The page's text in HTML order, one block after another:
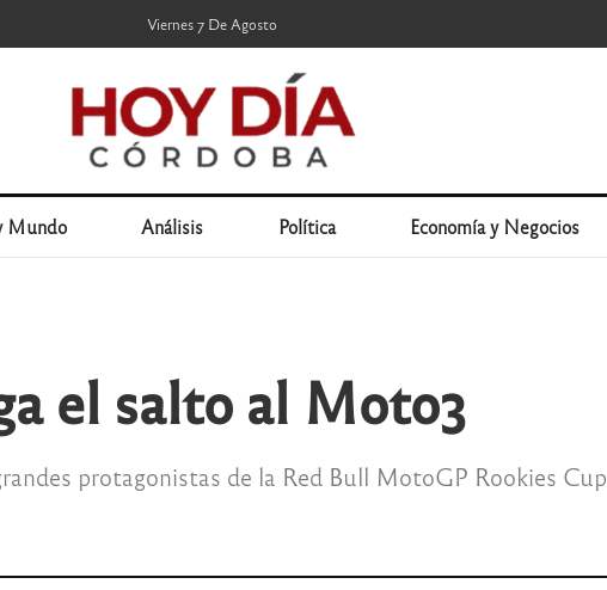
Viernes 7 De Agosto
Mundo Análisis Política Economía y Negocios
el salto al Moto3
protagonistas de la Red Bull MotoGP Rookies Cup